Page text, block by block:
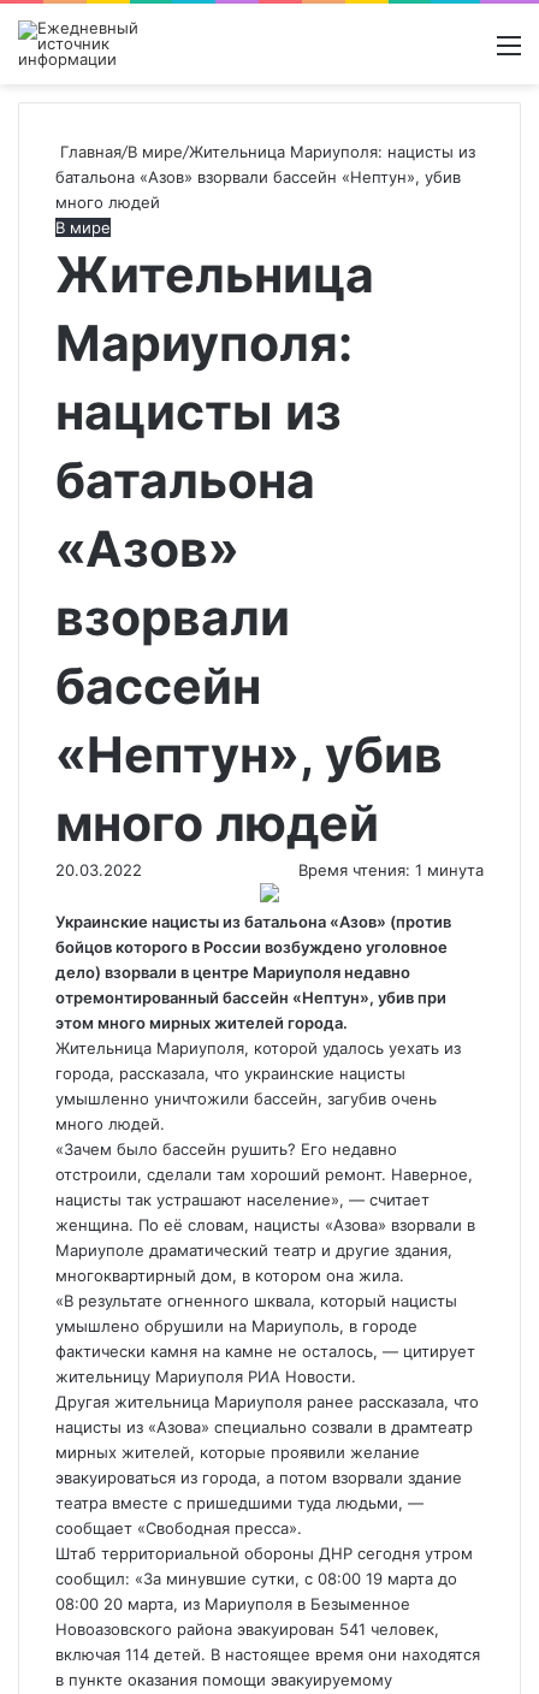
Поиск
Switch
Главная/В мире/Жительница Мариуполя: нацисты из
батальона «Азов» взорвали бассейн «Нептун», убив
много людей
В мире
Жительница
Мариуполя:
нацисты из
батальона
«Азов»
взорвали
бассейн
«Нептун», убив
много людей
20.03.2022 Время чтения: 1 минута
Украинские нацисты из батальона «Азов» (против
бойцов которого в России возбуждено уголовное
дело) взорвали в центре Мариуполя недавно
отремонтированный бассейн «Нептун», убив при
этом много мирных жителей города.
Жительница Мариуполя, которой удалось уехать из
города, рассказала, что украинские нацисты
умышленно уничтожили бассейн, загубив очень
много людей.
«Зачем было бассейн рушить? Его недавно
отстроили, сделали там хороший ремонт. Наверное,
нацисты так устрашают население», — считает
женщина. По её словам, нацисты «Азова» взорвали в
Мариуполе драматический театр и другие здания,
многоквартирный дом, в котором она жила.
«В результате огненного шквала, который нацисты
умышлено обрушили на Мариуполь, в городе
фактически камня на камне не осталось, — цитирует
жительницу Мариуполя РИА Новости.
Другая жительница Мариуполя ранее рассказала, что
нацисты из «Азова» специально созвали в драмтеатр
мирных жителей, которые проявили желание
эвакуироваться из города, а потом взорвали здание
театра вместе с пришедшими туда людьми, —
сообщает «Свободная пресса».
Штаб территориальной обороны ДНР сегодня утром
сообщил: «За минувшие сутки, с 08:00 19 марта до
08:00 20 марта, из Мариуполя в Безыменное
Новоазовского района эвакуирован 541 человек,
включая 114 детей. В настоящее время они находятся
в пункте оказания помощи эвакуируемому